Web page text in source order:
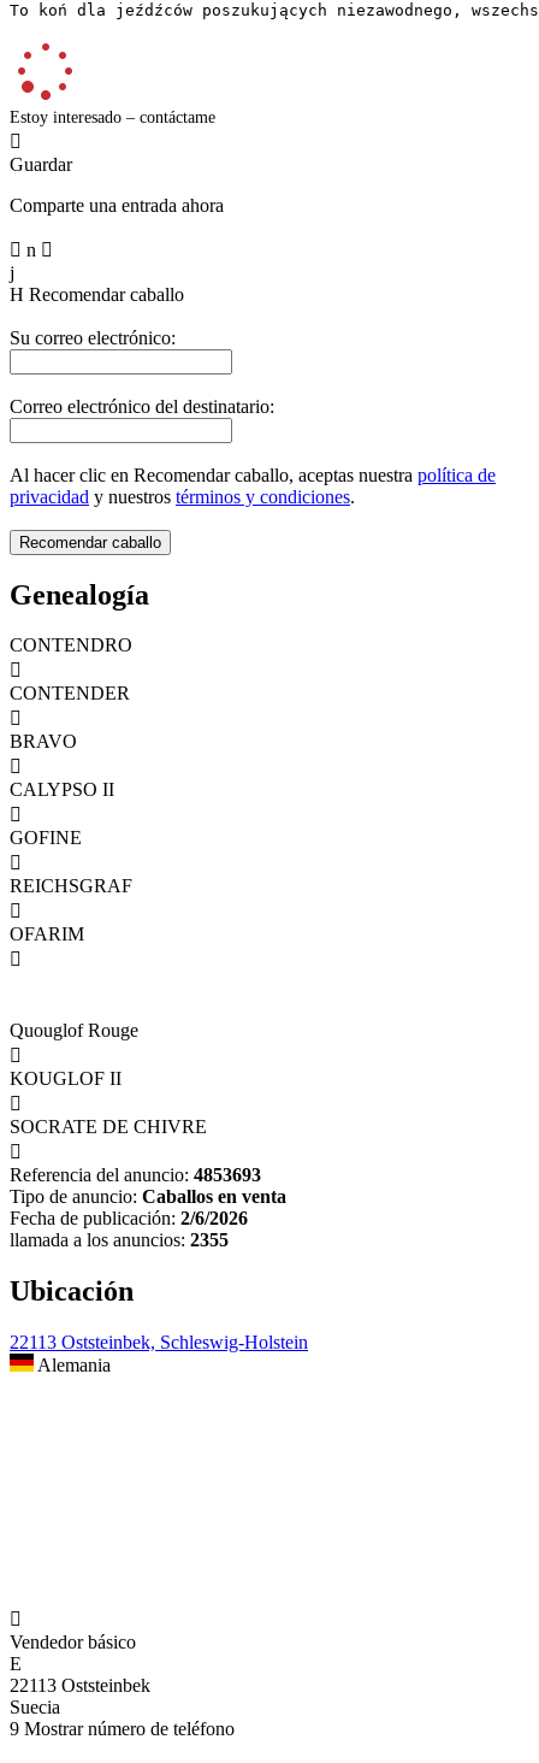
To koń dla jeźdźców poszukujących niezawodnego,
Estoy interesado – contáctame

Guardar
Comparte una entrada ahora
 n 
j
H Recomendar caballo
Su correo electrónico:
Correo electrónico del destinatario:
Al hacer clic en Recomendar caballo, aceptas nuestra política de
privacidad y nuestros términos y condiciones.
Genealogía
CONTENDRO

CONTENDER

BRAVO

CALYPSO II

GOFINE

REICHSGRAF

OFARIM

Quouglof Rouge

KOUGLOF II

SOCRATE DE CHIVRE

Referencia del anuncio: 4853693
Tipo de anuncio: Caballos en venta
Fecha de publicación: 2/6/2026
llamada a los anuncios: 2355
Ubicación
22113 Oststeinbek, Schleswig-Holstein
Alemania

Vendedor básico
E
22113 Oststeinbek
Suecia
9 Mostrar número de teléfono